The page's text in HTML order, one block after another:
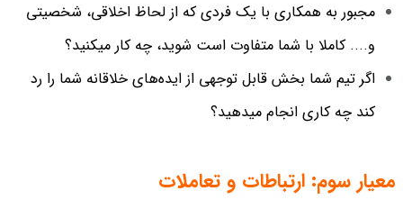
مجبور به همکاری با یک فردی که از لحاظ اخلاقی، شخصیتی
و.... کاملا با شما متفاوت است شوید، چه کار میکنید؟
اگر تیم شما بخش قابل توجهی از ایده‌های خلاقانه شما را رد
کند چه کاری انجام میدهید؟
معیار سوم: ارتباطات و تعاملات